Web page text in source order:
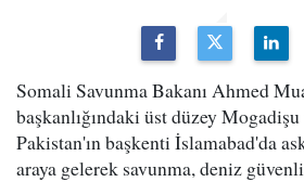
Somali Savunma Bakanı Ahmed
başkanlığındaki üst düzey
Pakistan'ın başkenti İslamabad'da
araya gelerek savunma, deniz